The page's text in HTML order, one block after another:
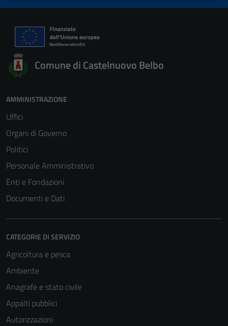
Comune di Castelnuovo Belbo
AMMINISTRAZIONE
Uffici
Organi di Governo
Politici
Personale Amministrativo
Enti e Fondazioni
Documenti e Dati
CATEGORIE DI SERVIZIO
Agricoltura e pesca
Ambiente
Anagrafe e stato civile
Appalti pubblici
Autorizzazioni